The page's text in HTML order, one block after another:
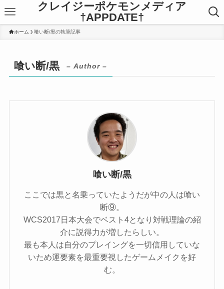
クレイジーポケモンメディア
†APPDATE†
ホーム 喰い断/黒の執筆記事
喰い断/黒 – Author –
喰い断/黒
ここでは黒と名乗っていたようだが中の人は喰い
断⑨。
WCS2017日本大会でベスト4となり対戦理論の紹
介に説得力が増したらしい。
最も本人は自分のプレイングを一切信用していな
いため運要素を最重要視したゲームメイクを好
む。